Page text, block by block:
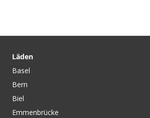
Läden
Basel
Bern
Biel
Emmenbrücke